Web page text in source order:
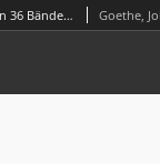
Goethes sämtliche Werke in 36 Bänden. Bd. 18, Wilhelm Meisters Wanderjahre